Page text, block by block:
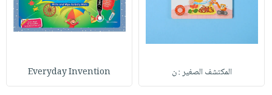
المكتشف الصغير : ن Everyday Invention